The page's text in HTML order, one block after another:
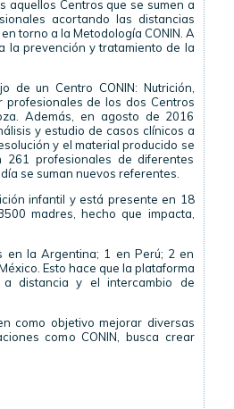
aquellos Centros que se sumen a
acortando las distancias
torno a la Metodología CONIN. A
la prevención y tratamiento de la
un Centro CONIN: Nutrición,
profesionales de los dos Centros
Además, en agosto de 2016
y estudio de casos clínicos a
y el material producido se
261 profesionales de diferentes
se suman nuevos referentes.
infantil y está presente en 18
madres, hecho que impacta,
en la Argentina; 1 en Perú; 2 en
Esto hace que la plataforma
a distancia y el intercambio de
como objetivo mejorar diversas
como CONIN, busca crear